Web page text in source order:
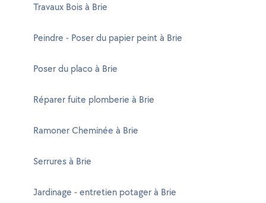
Travaux Bois à Brie
Peindre - Poser du papier peint à Brie
Poser du placo à Brie
Réparer fuite plomberie à Brie
Ramoner Cheminée à Brie
Serrures à Brie
Jardinage - entretien potager à Brie